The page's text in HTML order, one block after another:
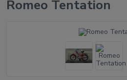
Romeo Tentation